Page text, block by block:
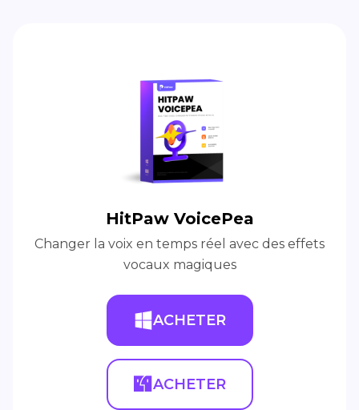
HitPaw VoicePea
Changer la voix en temps réel avec des effets
vocaux magiques
ACHETER
ACHETER